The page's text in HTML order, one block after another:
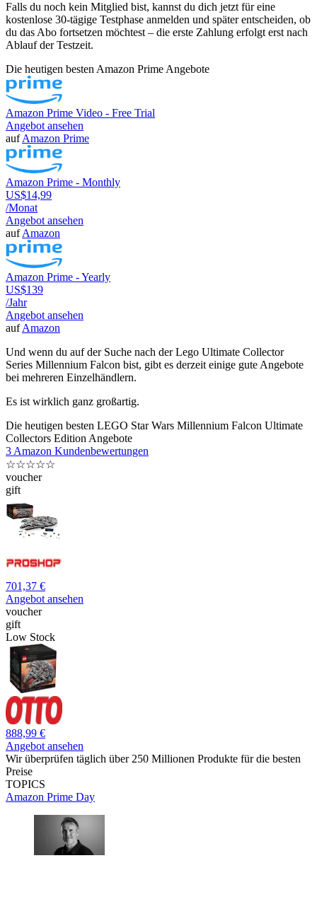
Falls du noch kein Mitglied bist, kannst du dich jetzt für eine
kostenlose 30-tägige Testphase anmelden und später entscheiden, ob
du das Abo fortsetzen möchtest – die erste Zahlung erfolgt erst nach
Ablauf der Testzeit.
Die heutigen besten Amazon Prime Angebote
Amazon Prime Video - Free Trial
Angebot ansehen
aufAmazon Prime
Amazon Prime - Monthly
US$14,99
/Monat
Angebot ansehen
aufAmazon
Amazon Prime - Yearly
US$139
/Jahr
Angebot ansehen
aufAmazon
Und wenn du auf der Suche nach der Lego Ultimate Collector
Series Millennium Falcon bist, gibt es derzeit einige gute Angebote
bei mehreren Einzelhändlern.
Es ist wirklich ganz großartig.
Die heutigen besten LEGO Star Wars Millennium Falcon Ultimate
Collectors Edition Angebote
3 Amazon Kundenbewertungen
☆☆☆☆☆
voucher
gift
701,37 €
Angebot ansehen
voucher
gift
Low Stock
888,99 €
Angebot ansehen
Wir überprüfen täglich über 250 Millionen Produkte für die besten
Preise
TOPICS
Amazon Prime Day